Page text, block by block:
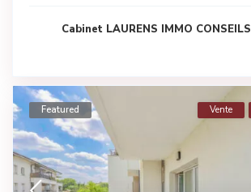
Cabinet LAURENS IMMO CONSEILS
Featured Vente